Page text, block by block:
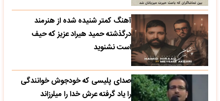
آهنگ کمتر شنیده شده از هنرمند
درگذشته حمید هیراد عزیز که حیف
است نشنوید
صدای پلیسی که خودجوش خوانندگی
را یاد گرفته عرش خدا را میلرزاند